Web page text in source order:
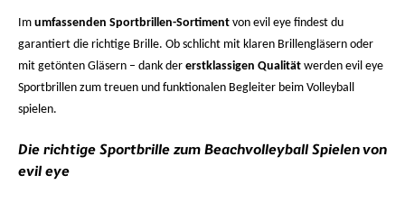
Im umfassenden Sportbrillen-Sortiment von evil eye findest du
garantiert die richtige Brille. Ob schlicht mit klaren Brillengläsern oder
mit getönten Gläsern – dank der erstklassigen Qualität werden evil eye
Sportbrillen zum treuen und funktionalen Begleiter beim Volleyball
spielen.
Die richtige Sportbrille zum Beachvolleyball Spielen von
evil eye